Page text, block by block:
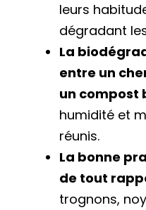
leurs
dégradant
La
entre un
un compost
humidité et
réunis.
La bonne
de tout
trognons,